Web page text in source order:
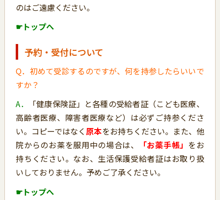
のはご遠慮ください。
☛トップへ
予約・受付について
Q．初めて受診するのですが、何を持参したらいいで
すか？
A．
「健康保険証」と各種の受給者証（こども医療、
高齢者医療、障害者医療など）は必ずご持参くださ
い。コピーではなく原本をお持ちください。また、他
院からのお薬を服用中の場合は、
「お薬手帳」 をお
持ちください。なお、生活保護受給者証はお取り扱
いしておりません。予めご了承ください。
☛トップへ